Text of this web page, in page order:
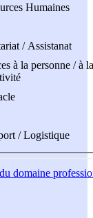
Humaines
/ Assistanat
à la personne / à la
/ Logistique
domaine